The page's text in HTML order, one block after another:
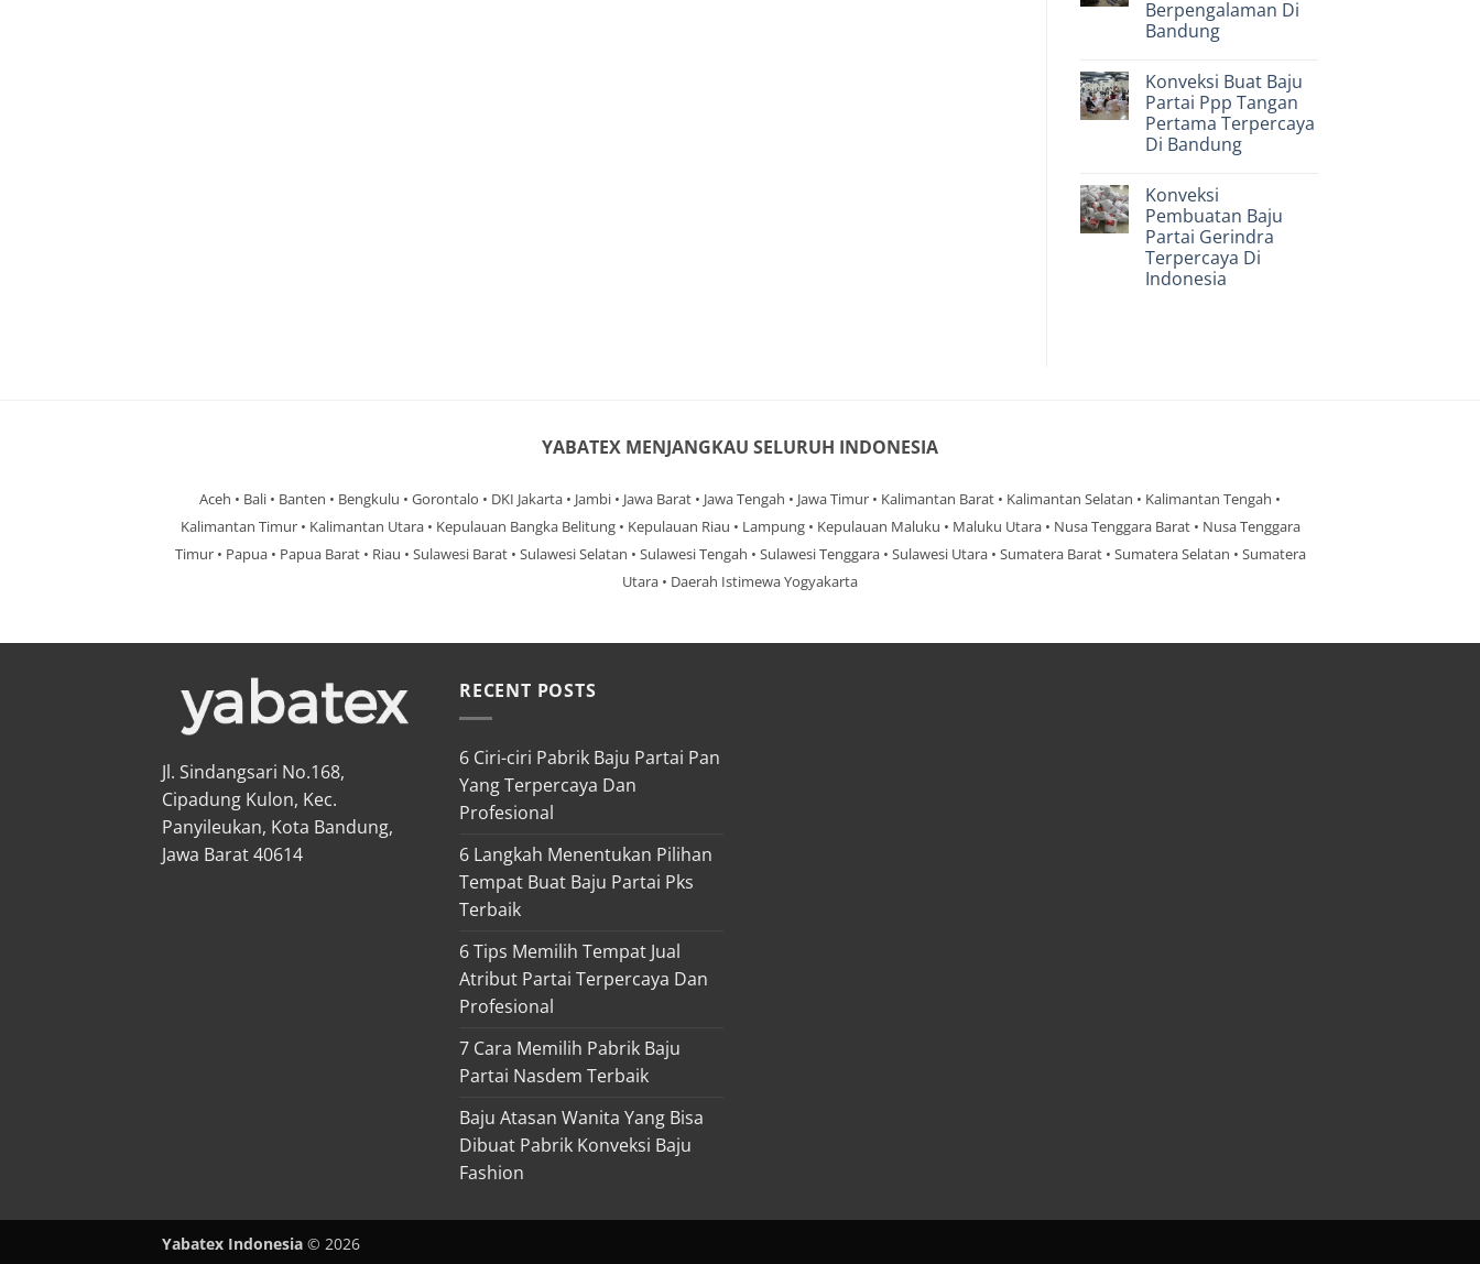
Pakaian
Online
Yang
Ketahui
Berpengalaman Di
Bandung
on
Konveksi
Baju
Partai
Hanura
Berpengalaman
Konveksi Buat Baju
Partai Ppp Tangan
Pertama Terpercaya
Di Bandung
on
Konveksi
Buat
Baju
Partai
Ppp
Tangan
Konveksi
Pembuatan Baju
Partai Gerindra
Terpercaya Di
Indonesia
YABATEX MENJANGKAU SELURUH INDONESIA
Aceh • Bali • Banten • Bengkulu • Gorontalo • DKI Jakarta • Jambi • Jawa Barat • Jawa Tengah • Jawa Timur • Kalimantan Barat • Kalimantan Selatan • Kalimantan Tengah •
Kalimantan Timur • Kalimantan Utara • Kepulauan Bangka Belitung • Kepulauan Riau • Lampung • Kepulauan Maluku • Maluku Utara • Nusa Tenggara Barat • Nusa Tenggara
Timur • Papua • Papua Barat • Riau • Sulawesi Barat • Sulawesi Selatan • Sulawesi Tengah • Sulawesi Tenggara • Sulawesi Utara • Sumatera Barat • Sumatera Selatan • Sumatera
Utara • Daerah Istimewa Yogyakarta
Jl. Sindangsari No.168,
Cipadung Kulon, Kec.
Panyileukan, Kota Bandung,
Jawa Barat 40614
RECENT POSTS
6 Ciri-ciri Pabrik Baju Partai Pan
Yang Terpercaya Dan
Profesional
6 Langkah Menentukan Pilihan
Tempat Buat Baju Partai Pks
Terbaik
6 Tips Memilih Tempat Jual
Atribut Partai Terpercaya Dan
Profesional
7 Cara Memilih Pabrik Baju
Partai Nasdem Terbaik
Baju Atasan Wanita Yang Bisa
Dibuat Pabrik Konveksi Baju
Fashion
Yabatex Indonesia © 2026